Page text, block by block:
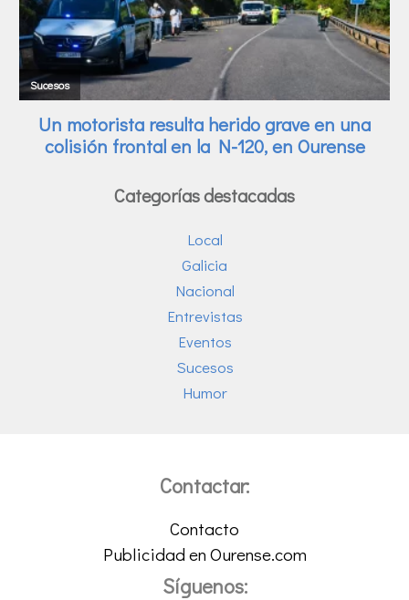
Categorías destacadas
Local
Galicia
Nacional
Entrevistas
Eventos
Sucesos
Humor
Contactar:
Contacto
Publicidad en Ourense.com
Síguenos: